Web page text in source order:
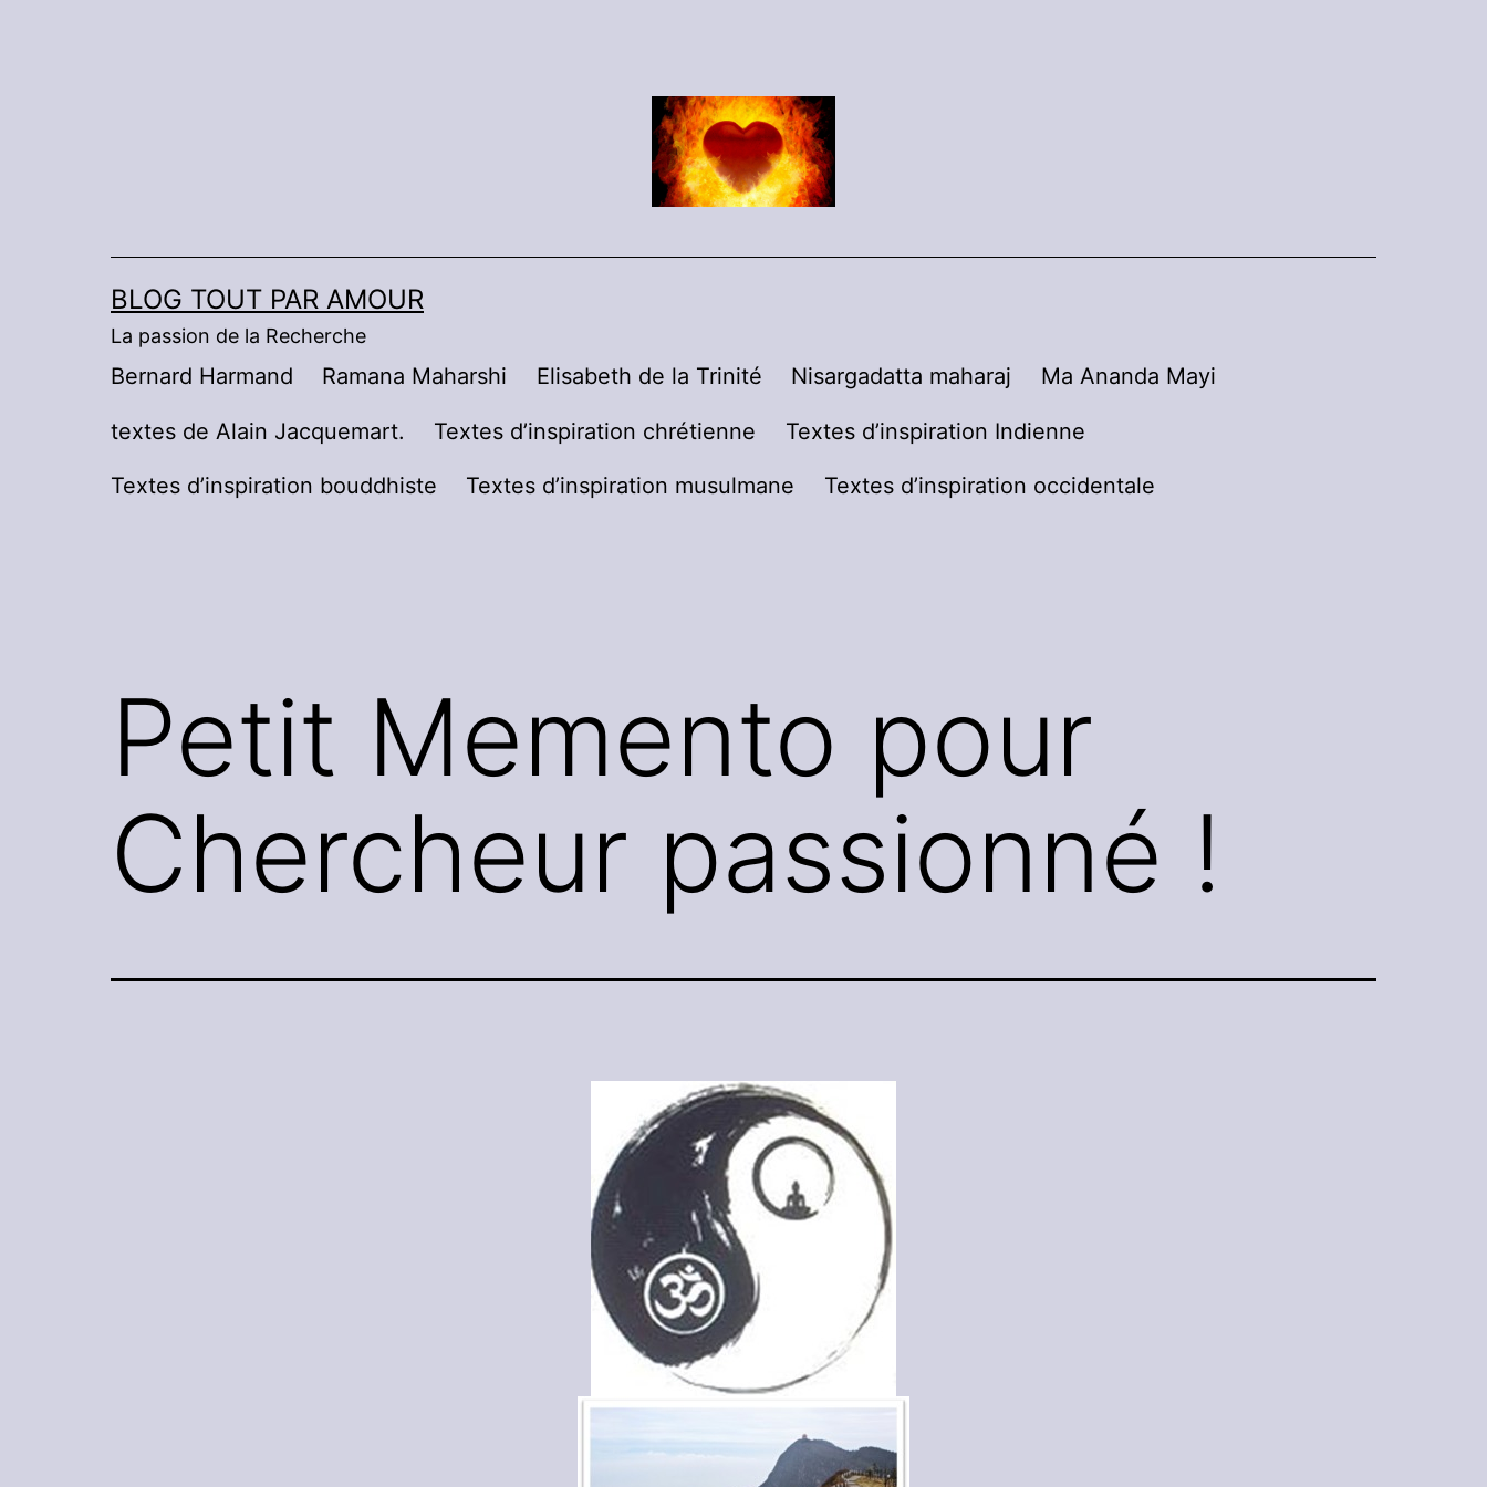
BLOG TOUT PAR AMOUR
La passion de la Recherche
Bernard Harmand Ramana Maharshi Elisabeth de la Trinité Nisargadatta maharaj Ma Ananda Mayi
textes de Alain Jacquemart. Textes d’inspiration chrétienne Textes d’inspiration Indienne
Textes d’inspiration bouddhiste Textes d’inspiration musulmane Textes d’inspiration occidentale
Petit Memento pour
Chercheur passionné !